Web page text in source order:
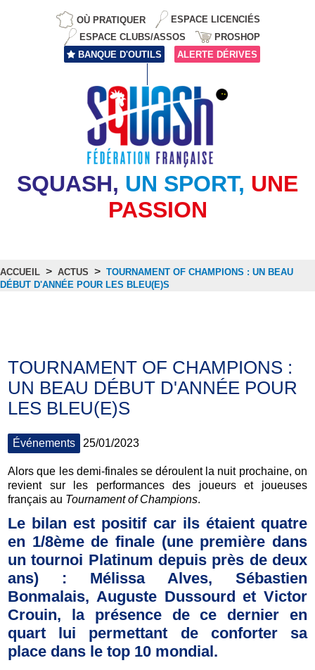
OÙ PRATIQUER
ESPACE LICENCIÉS
ESPACE CLUBS/ASSOS
PROSHOP
BANQUE D'OUTILS
ALERTE DÉRIVES
SQUASH, UN SPORT, UNE
PASSION
ACCUEIL > ACTUS > TOURNAMENT OF CHAMPIONS : UN BEAU
DÉBUT D'ANNÉE POUR LES BLEU(E)S
TOURNAMENT OF CHAMPIONS :
UN BEAU DÉBUT D'ANNÉE POUR
LES BLEU(E)S
Événements 25/01/2023
Alors que les demi-finales se déroulent la nuit prochaine, on
revient sur les performances des joueurs et joueuses
français au Tournament of Champions.
Le bilan est positif car ils étaient quatre
en 1/8ème de finale (une première dans
un tournoi Platinum depuis près de deux
ans) : Mélissa Alves, Sébastien
Bonmalais, Auguste Dussourd et Victor
Crouin, la présence de ce dernier en
quart lui permettant de conforter sa
place dans le top 10 mondial.